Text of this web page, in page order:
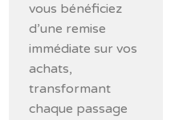
vous bénéficiez
d’une remise
immédiate sur vos
achats,
transformant
chaque passage